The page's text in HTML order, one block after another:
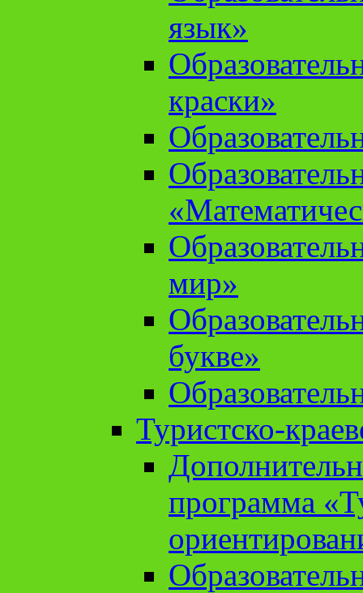
язык»
краски»
мир»
букве»
Туристско-
программа